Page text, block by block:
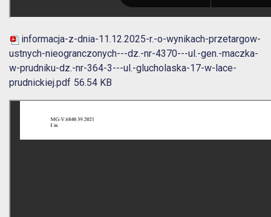
informacja-z-dnia-11.12.2025-r.-o-wynikach-przetargow-
ustnych-nieogranczonych---dz.-nr-4370---ul.-gen.-maczka-
w-prudniku-dz.-nr-364-3---ul.-glucholaska-17-w-lace-
prudnickiej.pdf 56.54 KB